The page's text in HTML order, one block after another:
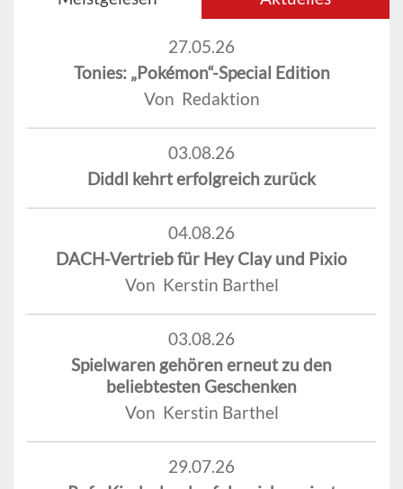
27.05.26
Tonies: „Pokémon“-Special Edition
Von Redaktion
03.08.26
Diddl kehrt erfolgreich zurück
04.08.26
DACH-Vertrieb für Hey Clay und Pixio
Von Kerstin Barthel
03.08.26
Spielwaren gehören erneut zu den
beliebtesten Geschenken
Von Kerstin Barthel
29.07.26